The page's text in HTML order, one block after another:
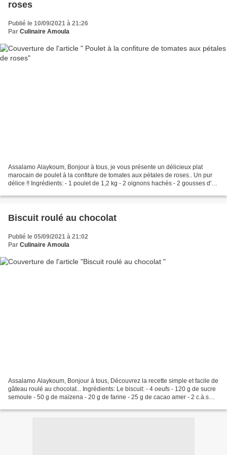
roses
Publié le 10/09/2021 à 21:26
Par Culinaire Amoula
Assalamo Alaykoum, Bonjour à tous, je vous présente un délicieux plat
marocain de poulet à la confiture de tomates aux pétales de roses.. Un pur
délice !! Ingrédients: - 1 poulet de 1,2 kg - 2 oignons hachés - 2 gousses d'ail
Biscuit roulé au chocolat
Publié le 05/09/2021 à 21:02
Par Culinaire Amoula
Assalamo Alaykoum, Bonjour à tous, Découvrez la recette simple et facile de
gâteau roulé au chocolat... Ingrédients: Le biscuit: - 4 oeufs - 120 g de sucre
semoule - 50 g de maïzena - 20 g de farine - 25 g de cacao amer - 2 c.à.s